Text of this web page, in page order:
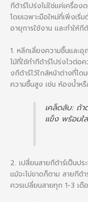
กีต้าร์โปร่งไม่ใช่แค่เครื่อ
โดยเฉพาะมือใหม่ที่เพิ่งเ
อายุการใช้งาน และทำให้
1. หลีกเลี่ยงความชื้นและ
ไม้ที่ใช้ทำกีต้าร์โปร่งไวต่อ
งกีต้าร์ไว้ใกล้หน้าต่างที่โ
ความชื้นสูง เช่น ห้องน้ำห
เคล็ดลับ: ถ้า
แข็ง พร้อมใ
2. เปลี่ยนสายกีต้าร์เป็นปร
แม้จะไม่ขาดก็ตาม สายกีต้
ควรเปลี่ยนสายทุก 1-3 เดื